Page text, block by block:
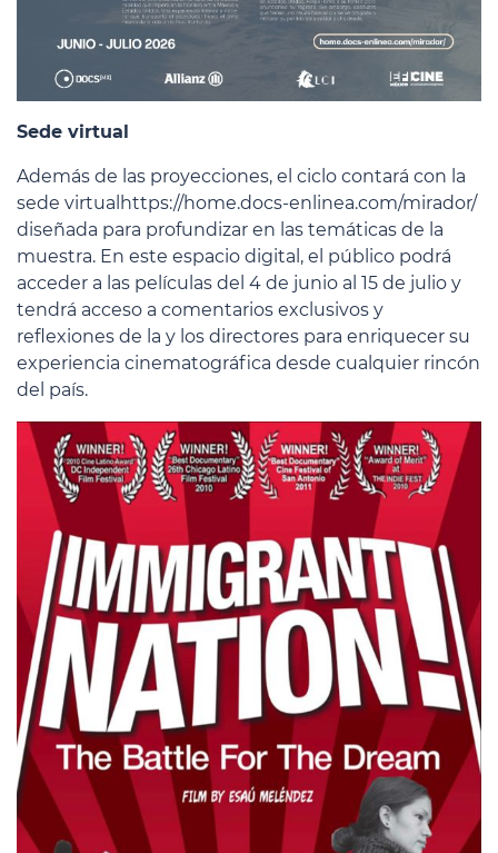
Sede virtual
Además de las proyecciones, el ciclo contará con la
sede virtual https://home.docs-enlinea.com/mirador/
diseñada para profundizar en las temáticas de la
muestra. En este espacio digital, el público podrá
acceder a las películas del 4 de junio al 15 de julio y
tendrá acceso a comentarios exclusivos y
reflexiones de la y los directores para enriquecer su
experiencia cinematográfica desde cualquier rincón
del país.